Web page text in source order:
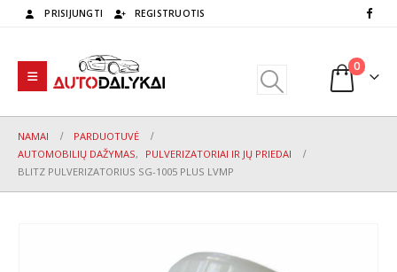
PRISIJUNGTI REGISTRUOTIS
0
NAMAI
PARDUOTUVĖ
AUTOMOBILIŲ DAŽYMAS,
PULVERIZATORIAI IR JŲ PRIEDAI
BLITZ PULVERIZATORIUS SG-1005 PLUS LVMP